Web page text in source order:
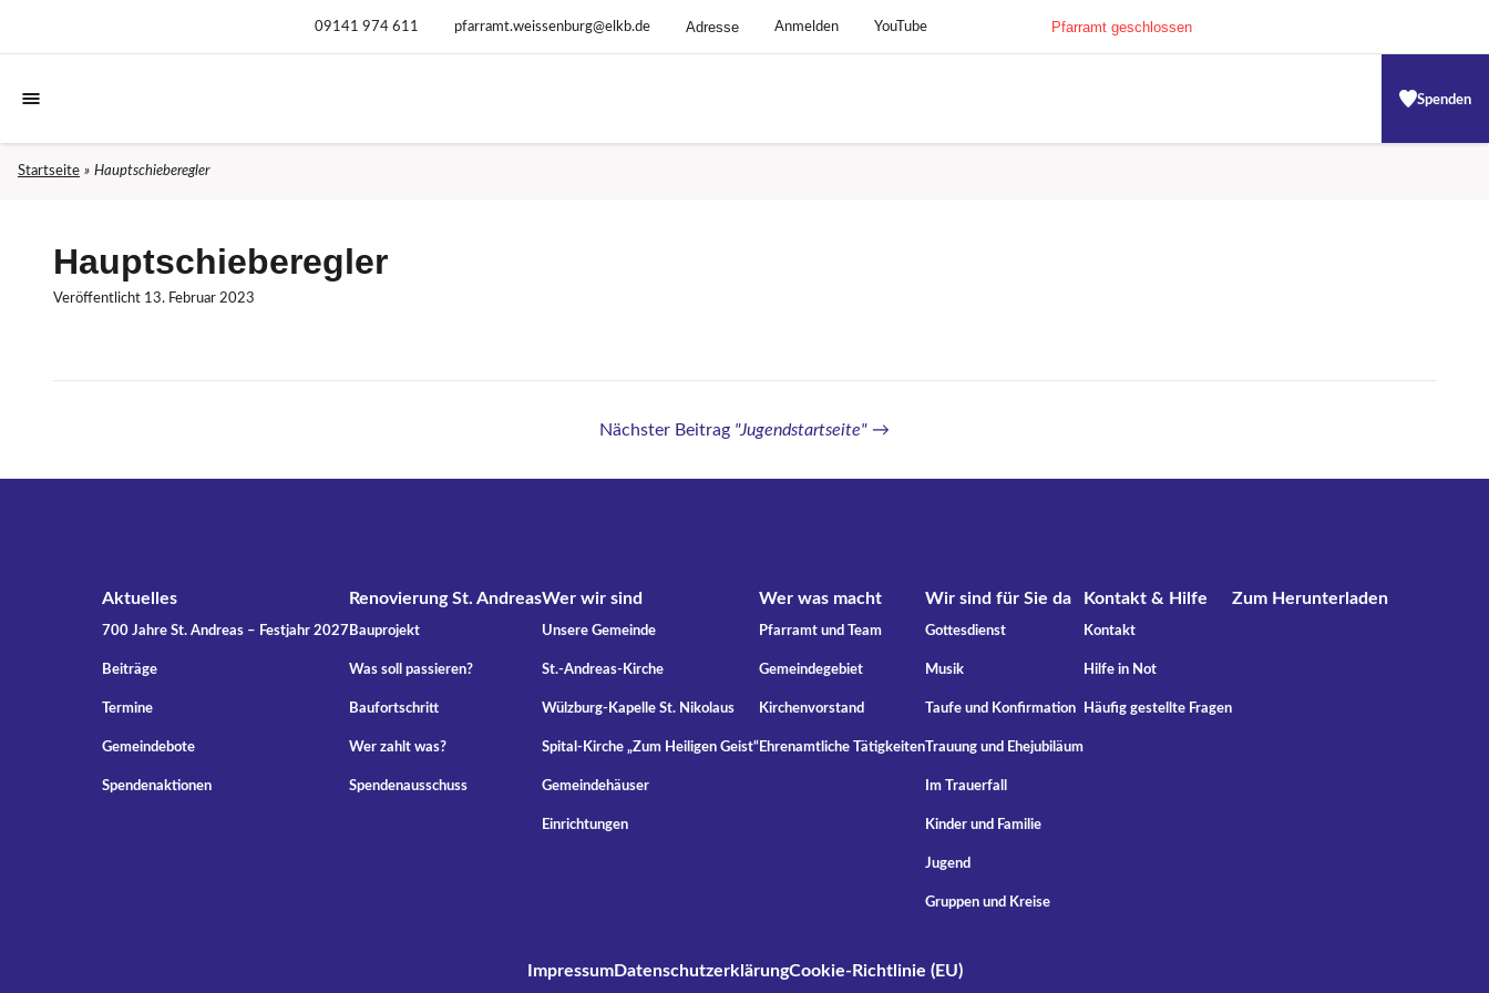
09141 974 611 pfarramt.weissenburg@elkb.de Adresse Anmelden YouTube Pfarramt geschlossen
Spenden
Startseite Hauptschieberegler
Hauptschieberegler
Veröffentlicht 13. Februar 2023
e
Nächster Beitrag "Jugendstartseite"
Aktuelles
700 Jahre St. Andreas – Festjahr 2027
Beiträge
Termine
Gemeindebote
Spendenaktionen
Renovierung St. Andreas
Bauprojekt
Was soll passieren?
Baufortschritt
Wer zahlt was?
Spendenausschuss
Wer wir sind
Unsere Gemeinde
St.-Andreas-Kirche
Wülzburg-Kapelle St. Nikolaus
Spital-Kirche „Zum Heiligen Geist“
Gemeindehäuser
Einrichtungen
Wer was macht
Pfarramt und Team
Gemeindegebiet
Kirchenvorstand
Ehrenamtliche Tätigkeiten
Wir sind für Sie da
Gottesdienst
Musik
Taufe und Konfirmation
Trauung und Ehejubiläum
Im Trauerfall
Kinder und Familie
Jugend
Gruppen und Kreise
Kontakt & Hilfe
Kontakt
Hilfe in Not
Häufig gestellte Fragen
Zum Herunterladen
ImpressumDatenschutzerklärungCookie-Richtlinie (EU)